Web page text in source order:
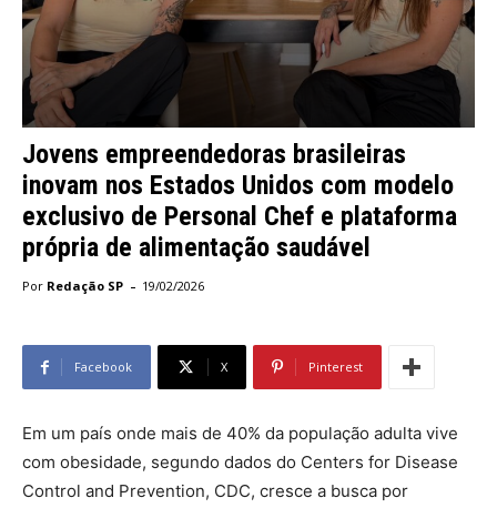
Jovens empreendedoras brasileiras
inovam nos Estados Unidos com modelo
exclusivo de Personal Chef e plataforma
própria de alimentação saudável
Por Redação SP - 19/02/2026
Facebook X Pinterest
Em um país onde mais de 40% da população adulta vive
com obesidade, segundo dados do Centers for Disease
Control and Prevention, CDC, cresce a busca por